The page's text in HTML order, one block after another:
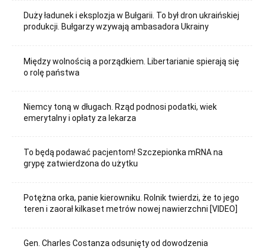
Duży ładunek i eksplozja w Bułgarii. To był dron ukraińskiej
produkcji. Bułgarzy wzywają ambasadora Ukrainy
Między wolnością a porządkiem. Libertarianie spierają się
o rolę państwa
Niemcy toną w długach. Rząd podnosi podatki, wiek
emerytalny i opłaty za lekarza
To będą podawać pacjentom! Szczepionka mRNA na
grypę zatwierdzona do użytku
Potężna orka, panie kierowniku. Rolnik twierdzi, że to jego
teren i zaorał kilkaset metrów nowej nawierzchni [VIDEO]
Gen. Charles Costanza odsunięty od dowodzenia